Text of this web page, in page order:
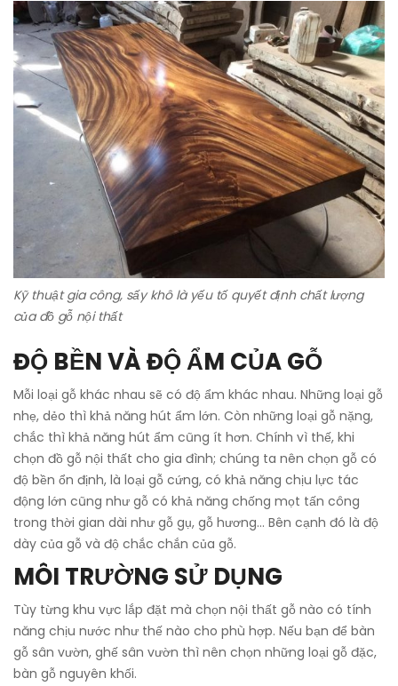
Kỹ thuật gia công, sấy khô là yếu tố quyết định chất lượng
của đồ gỗ nội thất
ĐỘ BỀN VÀ ĐỘ ẨM CỦA GỖ
Mỗi loại gỗ khác nhau sẽ có độ ẩm khác nhau. Những loại gỗ
nhẹ, dẻo thì khả năng hút ẩm lớn. Còn những loại gỗ nặng,
chắc thì khả năng hút ẩm cũng ít hơn. Chính vì thế, khi
chọn đồ gỗ nội thất cho gia đình; chúng ta nên chọn gỗ có
độ bền ổn định, là loại gỗ cứng, có khả năng chịu lực tác
động lớn cũng như gỗ có khả năng chống mọt tấn công
trong thời gian dài như gỗ gụ, gỗ hương… Bên cạnh đó là độ
dày của gỗ và độ chắc chắn của gỗ.
MÔI TRƯỜNG SỬ DỤNG
Tùy từng khu vực lắp đặt mà chọn nội thất gỗ nào có tính
năng chịu nước như thế nào cho phù hợp. Nếu bạn để bàn
gỗ sân vườn, ghế sân vườn thì nên chọn những loại gỗ đặc,
bàn gỗ nguyên khối.